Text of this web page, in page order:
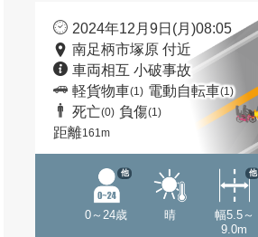
2024年12月9日(月)08:05
南足柄市塚原 付近
車両相互 小破事故
軽貨物車(1) 電動自転車(1)
死亡(0) 負傷(1)
距離161m
0～24歳
他
晴
幅5.5～
9.0m
他